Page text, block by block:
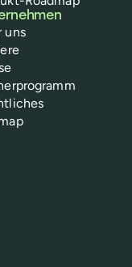
uns